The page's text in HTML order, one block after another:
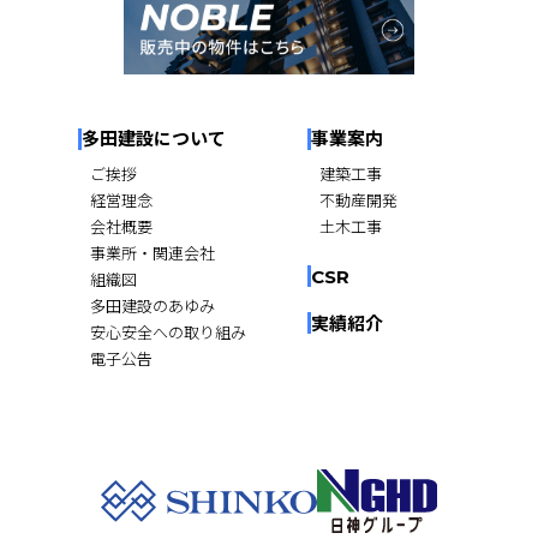
多田建設について
ご挨拶
経営理念
会社概要
事業所・関連会社
組織図
多田建設のあゆみ
安心安全への取り組み
電子公告
事業案内
建築工事
不動産開発
土木工事
CSR
実績紹介